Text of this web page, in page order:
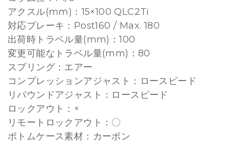
アクスル(mm)：15×100 QLC2Ti
対応ブレーキ：Post160 / Max. 180
出荷時トラベル量(mm)：100
変更可能なトラベル量(mm)：80
スプリング：エアー
コンプレッションアジャスト：ロースピード
リバウンドアジャスト：ロースピード
ロックアウト：×
リモートロックアウト：〇
ボトムケース素材：カーボン